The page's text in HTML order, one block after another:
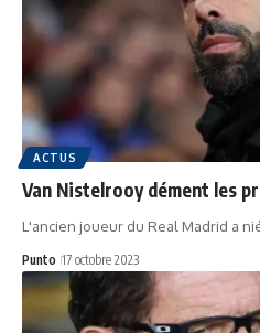
ACTUS
Van Nistelrooy dément les
L'ancien joueur du Real Madrid a
Punto 17 octobre 2023